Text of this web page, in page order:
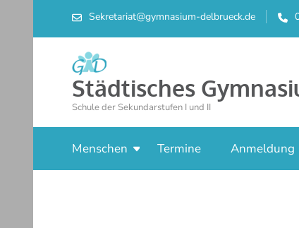
Sekretariat@gymnasium-delbrueck.de
Städtisches
Schule der Sekundarstufen I und II
Menschen Termine Anmeldung